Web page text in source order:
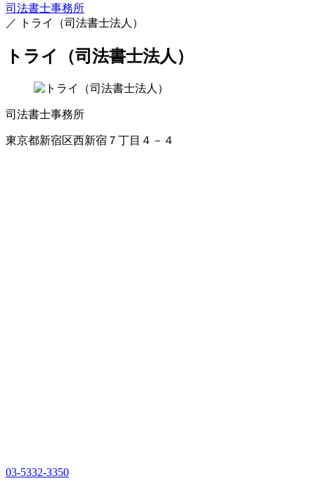
司法書士事務所
／
トライ（司法書士法人）
トライ（司法書士法人）
司法書士事務所
東京都新宿区西新宿７丁目４－４
03-5332-3350